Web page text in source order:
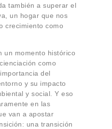
también a superar el
un hogar que nos
crecimiento como
un momento histórico
como
del
y su impacto
y social. Y eso
en las
van a apostar
una transición